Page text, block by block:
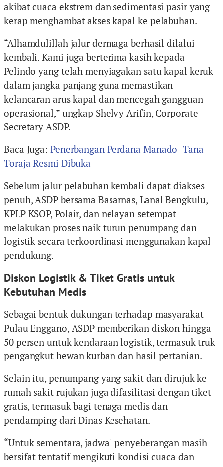
akibat cuaca ekstrem dan sedimentasi pasir yang
kerap menghambat akses kapal ke pelabuhan.
“Alhamdulillah jalur dermaga berhasil dilalui
kembali. Kami juga berterima kasih kepada
Pelindo yang telah menyiagakan satu kapal keruk
dalam jangka panjang guna memastikan
kelancaran arus kapal dan mencegah gangguan
operasional,” ungkap Shelvy Arifin, Corporate
Secretary ASDP.
Baca Juga: Penerbangan Perdana Manado–Tana
Toraja Resmi Dibuka
Sebelum jalur pelabuhan kembali dapat diakses
penuh, ASDP bersama Basarnas, Lanal Bengkulu,
KPLP KSOP, Polair, dan nelayan setempat
melakukan proses naik turun penumpang dan
logistik secara terkoordinasi menggunakan kapal
pendukung.
Diskon Logistik & Tiket Gratis untuk
Kebutuhan Medis
Sebagai bentuk dukungan terhadap masyarakat
Pulau Enggano, ASDP memberikan diskon hingga
50 persen untuk kendaraan logistik, termasuk truk
pengangkut hewan kurban dan hasil pertanian.
Selain itu, penumpang yang sakit dan dirujuk ke
rumah sakit rujukan juga difasilitasi dengan tiket
gratis, termasuk bagi tenaga medis dan
pendamping dari Dinas Kesehatan.
“Untuk sementara, jadwal penyeberangan masih
bersifat tentatif mengikuti kondisi cuaca dan